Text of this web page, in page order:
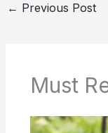
← Previous Post
Must